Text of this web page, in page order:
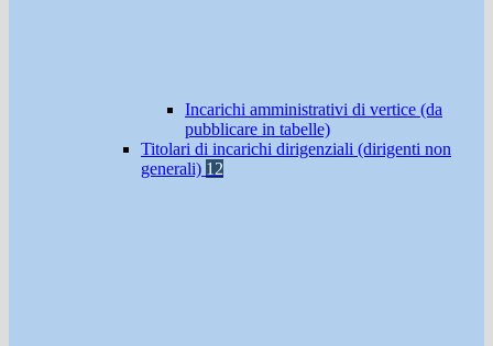
Incarichi amministrativi di vertice (da
pubblicare in tabelle)
Titolari di incarichi dirigenziali (dirigenti non
generali) 12